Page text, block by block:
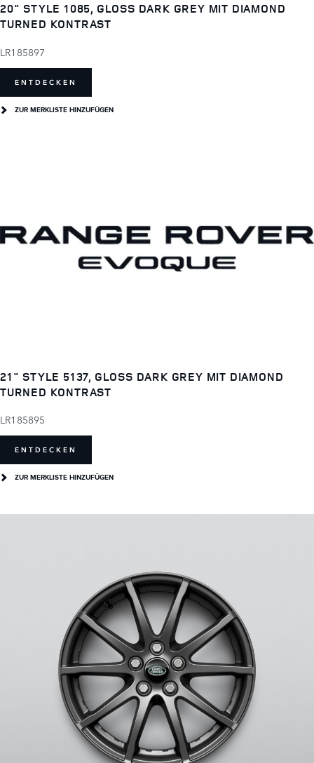
20" STYLE 1085, GLOSS DARK GREY MIT DIAMOND
TURNED KONTRAST
LR185897
ENTDECKEN
ZUR MERKLISTE HINZUFÜGEN
21" STYLE 5137, GLOSS DARK GREY MIT DIAMOND
TURNED KONTRAST
LR185895
ENTDECKEN
ZUR MERKLISTE HINZUFÜGEN